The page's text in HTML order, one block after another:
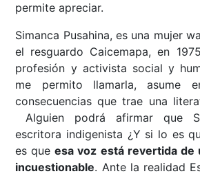
permite apreciar.
Simanca Pusahina, es una mujer
el resguardo Caicemapa, en
profesión y activista social y
me permito llamarla, asume
consecuencias que trae una
Alguien podrá afirmar que
escritora indigenista ¿Y si lo es
es queesa voz está revertida de
incuestionable. Ante la realidad